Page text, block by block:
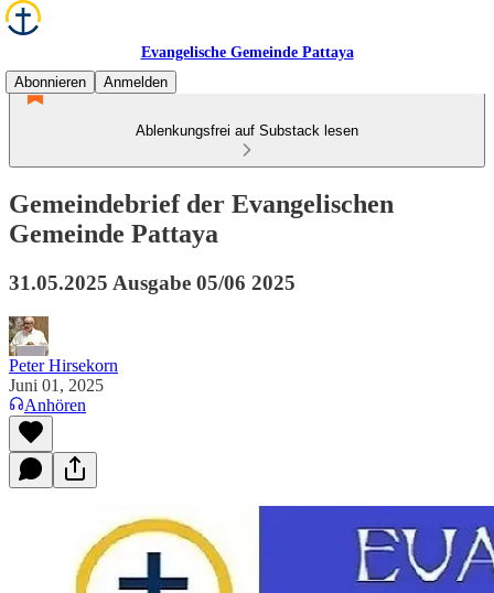
Evangelische Gemeinde Pattaya
Abonnieren
Anmelden
Ablenkungsfrei auf Substack lesen
Gemeindebrief der Evangelischen
Gemeinde Pattaya
31.05.2025 Ausgabe 05/06 2025
Peter Hirsekorn
Juni 01, 2025
Anhören